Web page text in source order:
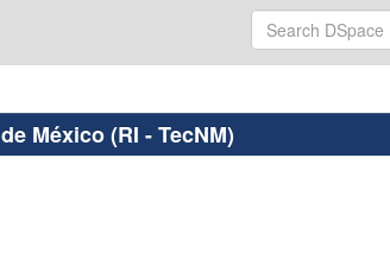
México (RI - TecNM)